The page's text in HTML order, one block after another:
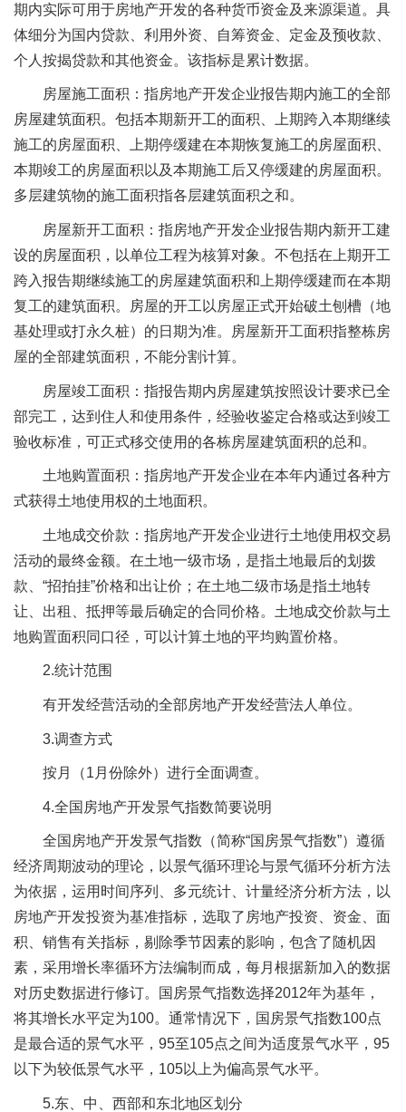
期内实际可用于房地产开发的各种货币资金及来源渠道。具
体细分为国内贷款、利用外资、自筹资金、定金及预收款、
个人按揭贷款和其他资金。该指标是累计数据。
房屋施工面积：指房地产开发企业报告期内施工的全部
房屋建筑面积。包括本期新开工的面积、上期跨入本期继续
施工的房屋面积、上期停缓建在本期恢复施工的房屋面积、
本期竣工的房屋面积以及本期施工后又停缓建的房屋面积。
多层建筑物的施工面积指各层建筑面积之和。
房屋新开工面积：指房地产开发企业报告期内新开工建
设的房屋面积，以单位工程为核算对象。不包括在上期开工
跨入报告期继续施工的房屋建筑面积和上期停缓建而在本期
复工的建筑面积。房屋的开工以房屋正式开始破土刨槽（地
基处理或打永久桩）的日期为准。房屋新开工面积指整栋房
屋的全部建筑面积，不能分割计算。
房屋竣工面积：指报告期内房屋建筑按照设计要求已全
部完工，达到住人和使用条件，经验收鉴定合格或达到竣工
验收标准，可正式移交使用的各栋房屋建筑面积的总和。
土地购置面积：指房地产开发企业在本年内通过各种方
式获得土地使用权的土地面积。
土地成交价款：指房地产开发企业进行土地使用权交易
活动的最终金额。在土地一级市场，是指土地最后的划拨
款、“招拍挂”价格和出让价；在土地二级市场是指土地转
让、出租、抵押等最后确定的合同价格。土地成交价款与土
地购置面积同口径，可以计算土地的平均购置价格。
2.统计范围
有开发经营活动的全部房地产开发经营法人单位。
3.调查方式
按月（1月份除外）进行全面调查。
4.全国房地产开发景气指数简要说明
全国房地产开发景气指数（简称“国房景气指数”）遵循
经济周期波动的理论，以景气循环理论与景气循环分析方法
为依据，运用时间序列、多元统计、计量经济分析方法，以
房地产开发投资为基准指标，选取了房地产投资、资金、面
积、销售有关指标，剔除季节因素的影响，包含了随机因
素，采用增长率循环方法编制而成，每月根据新加入的数据
对历史数据进行修订。国房景气指数选择2012年为基年，
将其增长水平定为100。通常情况下，国房景气指数100点
是最合适的景气水平，95至105点之间为适度景气水平，95
以下为较低景气水平，105以上为偏高景气水平。
5.东、中、西部和东北地区划分